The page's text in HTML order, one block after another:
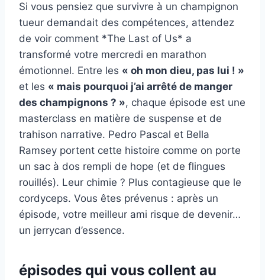
Si vous pensiez que survivre à un champignon
tueur demandait des compétences, attendez
de voir comment *The Last of Us* a
transformé votre mercredi en marathon
émotionnel. Entre les « oh mon dieu, pas lui ! »
et les « mais pourquoi j’ai arrêté de manger
des champignons ? », chaque épisode est une
masterclass en matière de suspense et de
trahison narrative. Pedro Pascal et Bella
Ramsey portent cette histoire comme on porte
un sac à dos rempli de hope (et de flingues
rouillés). Leur chimie ? Plus contagieuse que le
cordyceps. Vous êtes prévenus : après un
épisode, votre meilleur ami risque de devenir…
un jerrycan d’essence.
épisodes qui vous collent au